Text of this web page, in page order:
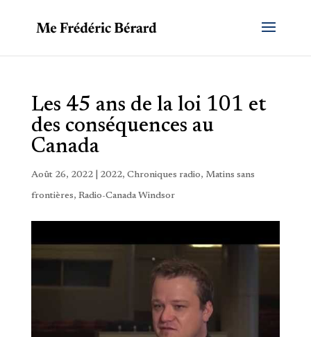
Les 45 ans de la loi 101 et
des conséquences au
Canada
Août 26, 2022| 2022, Chroniques radio, Matins sans
frontières, Radio-Canada Windsor